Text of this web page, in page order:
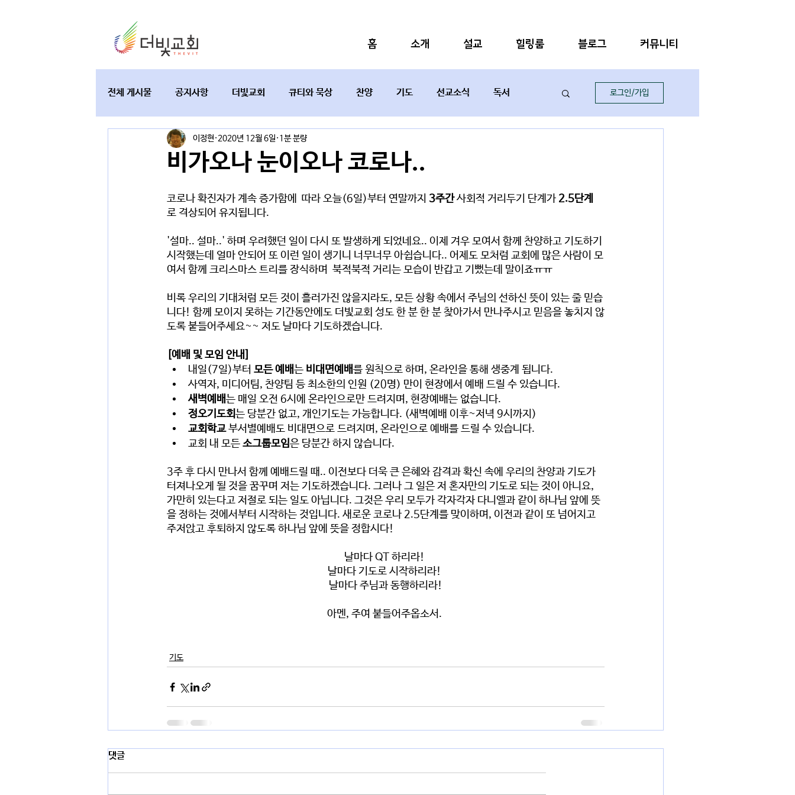
홈 소개 설교 힐링룸 블로그 커뮤니티
전체 게시물 공지사항 더빛교회 큐티와 묵상 찬양 기도 선교소식 독서
교육과 테필린 토요가정예배 설교요약
로그인/가입
비가오나 눈이오나 코로나..
이정현 2020년 12월 6일 1분 분량
코로나 확진자가 계속 증가함에  따라 오늘(6일)부터 연말까지 3주간 사회적 거리두기 단계가 2.5단계
로 격상되어 유지됩니다.
'설마.. 설마..' 하며 우려했던 일이 다시 또 발생하게 되었네요.. 이제 겨우 모여서 함께 찬양하고 기도하기
시작했는데 얼마 안되어 또 이런 일이 생기니 너무너무 아쉽습니다.. 어제도 모처럼 교회에 많은 사람이 모
여서 함께 크리스마스 트리를 장식하며  북적북적 거리는 모습이 반갑고 기뻤는데 말이죠ㅠㅠ
비록 우리의 기대처럼 모든 것이 흘러가진 않을지라도, 모든 상황 속에서 주님의 선하신 뜻이 있는 줄 믿습
니다! 함께 모이지 못하는 기간동안에도 더빛교회 성도 한 분 한 분 찾아가서 만나주시고 믿음을 놓치지 않
도록 붙들어주세요~~ 저도 날마다 기도하겠습니다.
[예배 및 모임 안내]
내일(7일)부터 모든 예배는 비대면예배를 원칙으로 하며, 온라인을 통해 생중계 됩니다.
사역자, 미디어팀, 찬양팀 등 최소한의 인원 (20명) 만이 현장에서 예배 드릴 수 있습니다.
새벽예배는 매일 오전 6시에 온라인으로만 드려지며, 현장예배는 없습니다.
정오기도회는 당분간 없고, 개인기도는 가능합니다. (새벽예배 이후~저녁 9시까지)
교회학교 부서별예배도 비대면으로 드려지며, 온라인으로 예배를 드릴 수 있습니다.
교회 내 모든 소그룹모임은 당분간 하지 않습니다.
3주 후 다시 만나서 함께 예배드릴 때.. 이전보다 더욱 큰 은혜와 감격과 확신 속에 우리의 찬양과 기도가
터져나오게 될 것을 꿈꾸며 저는 기도하겠습니다. 그러나 그 일은 저 혼자만의 기도로 되는 것이 아니요,
가만히 있는다고 저절로 되는 일도 아닙니다. 그것은 우리 모두가 각자각자 다니엘과 같이 하나님 앞에 뜻
을 정하는 것에서부터 시작하는 것입니다. 새로운 코로나 2.5단계를 맞이하며, 이전과 같이 또 넘어지고
주저앉고 후퇴하지 않도록 하나님 앞에 뜻을 정합시다!
날마다 QT 하리라!
날마다 기도로 시작하리라!
날마다 주님과 동행하리라!
아멘, 주여 붙들어주옵소서.
기도
댓글